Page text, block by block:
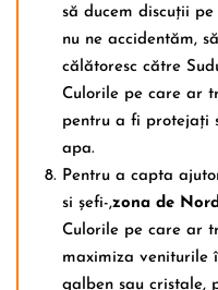
să ducem discuții
nu ne accidentăm,
călătoresc către
Culorile pe care ar
pentru a fi protejați
apa.
Pentru a capta
si șefi-,zona de
Culorile pe care ar
maximiza veniturile
galben sau cristale,